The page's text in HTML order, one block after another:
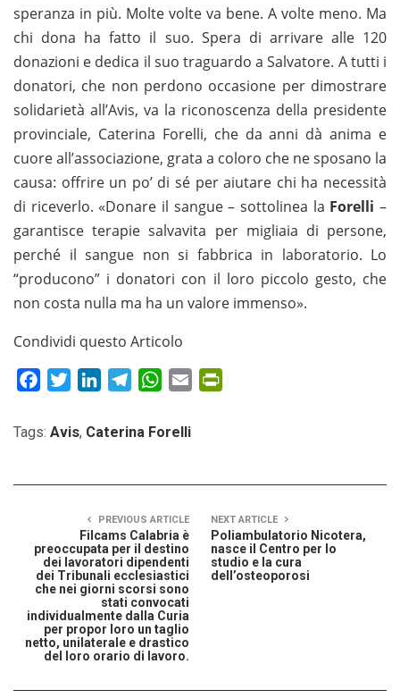
speranza in più. Molte volte va bene. A volte meno. Ma
chi dona ha fatto il suo. Spera di arrivare alle 120
donazioni e dedica il suo traguardo a Salvatore. A tutti i
donatori, che non perdono occasione per dimostrare
solidarietà all’Avis, va la riconoscenza della presidente
provinciale, Caterina Forelli, che da anni dà anima e
cuore all’associazione, grata a coloro che ne sposano la
causa: offrire un po’ di sé per aiutare chi ha necessità
di riceverlo. «Donare il sangue – sottolinea la Forelli –
garantisce terapie salvavita per migliaia di persone,
perché il sangue non si fabbrica in laboratorio. Lo
“producono” i donatori con il loro piccolo gesto, che
non costa nulla ma ha un valore immenso».
Condividi questo Articolo
FacebookTwitterLinkedInTelegramWhatsApp
Email
Tags: Avis, Caterina Forelli
PREVIOUS ARTICLE
Filcams Calabria è
preoccupata per il destino
dei lavoratori dipendenti
dei Tribunali ecclesiastici
che nei giorni scorsi sono
stati convocati
individualmente dalla Curia
per propor loro un taglio
netto, unilaterale e drastico
del loro orario di lavoro.
NEXT ARTICLE
Poliambulatorio Nicotera,
nasce il Centro per lo
studio e la cura
dell’osteoporosi